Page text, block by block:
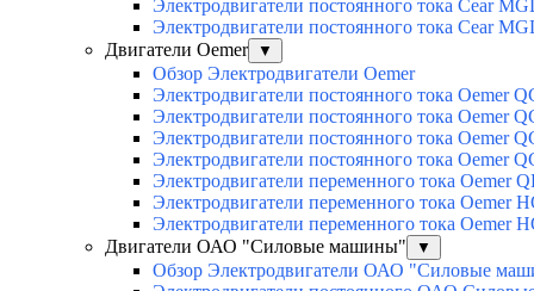
Электродвигатели постоянного тока Cear
Электродвигатели постоянного тока Cear
Двигатели Oemer
▼
Обзор Электродвигатели Oemer
Электродвигатели постоянного тока Oemer
Электродвигатели постоянного тока Oemer
Электродвигатели постоянного тока Oemer
Электродвигатели постоянного тока Oemer
Электродвигатели переменного тока Oemer
Электродвигатели переменного тока Oemer
Электродвигатели переменного тока Oemer
Двигатели ОАО "Силовые машины"
▼
Обзор Электродвигатели ОАО "Силовые